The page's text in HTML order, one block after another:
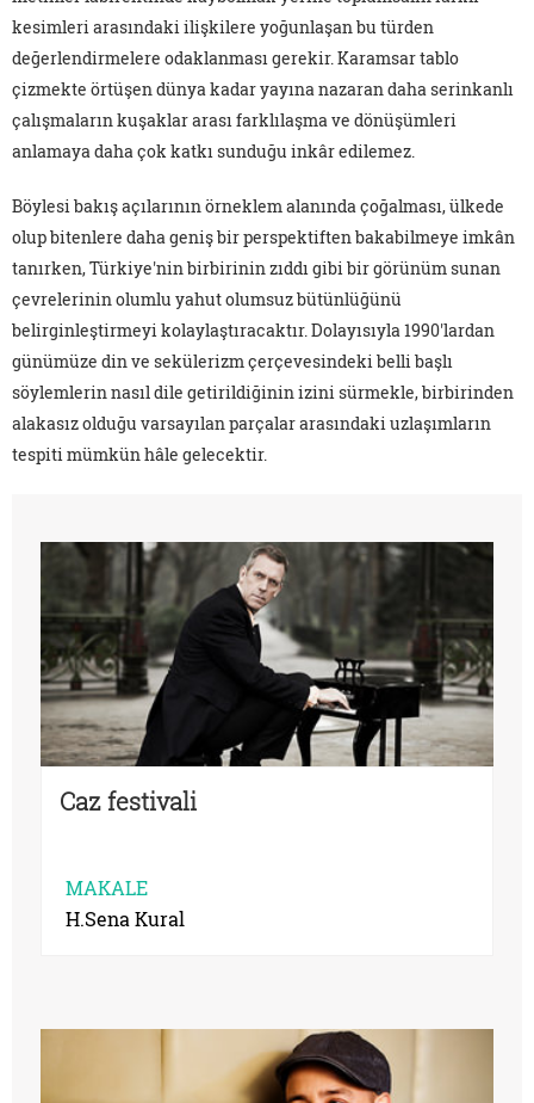
kesimleri arasındaki ilişkilere yoğunlaşan bu türden
değerlendirmelere odaklanması gerekir. Karamsar tablo
çizmekte örtüşen dünya kadar yayına nazaran daha serinkanlı
çalışmaların kuşaklar arası farklılaşma ve dönüşümleri
anlamaya daha çok katkı sunduğu inkâr edilemez.
Böylesi bakış açılarının örneklem alanında çoğalması, ülkede
olup bitenlere daha geniş bir perspektiften bakabilmeye imkân
tanırken, Türkiye'nin birbirinin zıddı gibi bir görünüm sunan
çevrelerinin olumlu yahut olumsuz bütünlüğünü
belirginleştirmeyi kolaylaştıracaktır. Dolayısıyla 1990'lardan
günümüze din ve sekülerizm çerçevesindeki belli başlı
söylemlerin nasıl dile getirildiğinin izini sürmekle, birbirinden
alakasız olduğu varsayılan parçalar arasındaki uzlaşımların
tespiti mümkün hâle gelecektir.
Caz festivali
MAKALE
H.Sena Kural